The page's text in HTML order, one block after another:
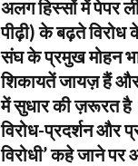
अलग हिस्सों में पेपर
पीढ़ी) के बढ़ते विरोध
संघ के प्रमुख मोहन
शिकायतें जायज़ हैं और
में सुधार की ज़रूरत
विरोध-प्रदर्शन और
विरोधी’ कहे जाने